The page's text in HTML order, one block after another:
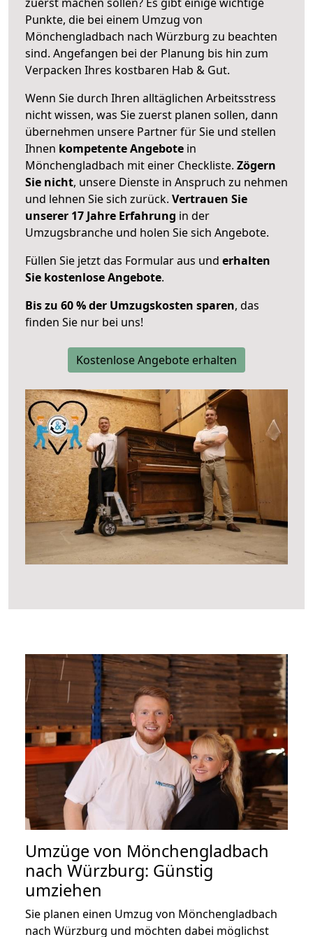
Punkte, die bei einem Umzug von
Mönchengladbach nach Würzburg zu beachten
sind. Angefangen bei der Planung bis hin zum
Verpacken Ihres kostbaren Hab & Gut.
Wenn Sie durch Ihren alltäglichen Arbeitsstress
nicht wissen, was Sie zuerst planen sollen, dann
übernehmen unsere Partner für Sie und stellen
Ihnen kompetente Angebote in
Mönchengladbach mit einer Checkliste. Zögern
Sie nicht, unsere Dienste in Anspruch zu nehmen
und lehnen Sie sich zurück. Vertrauen Sie
unserer 17 Jahre Erfahrung in der
Umzugsbranche und holen Sie sich Angebote.
Füllen Sie jetzt das Formular aus und erhalten
Sie kostenlose Angebote.
Bis zu 60 % der Umzugskosten sparen, das
finden Sie nur bei uns!
Kostenlose Angebote erhalten
Umzüge von Mönchengladbach
nach Würzburg: Günstig
umziehen
Sie planen einen Umzug von Mönchengladbach
nach Würzburg und möchten dabei möglichst